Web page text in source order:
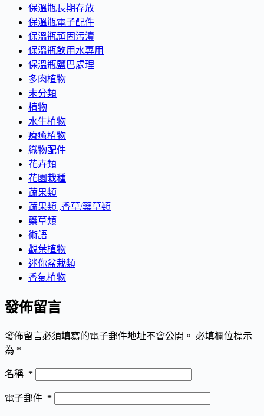
保溫瓶長期存放
保溫瓶電子配件
保溫瓶頑固污漬
保溫瓶飲用水專用
保溫瓶鹽巴處理
多肉植物
未分類
植物
水生植物
療癒植物
織物配件
花卉類
花園栽種
蔬果類
蔬果類 ,香草/藥草類
藥草類
術語
觀葉植物
迷你盆栽類
香氣植物
發佈留言
發佈留言必須填寫的電子郵件地址不會公開。 必填欄位標示
為 *
名稱 *
電子郵件 *